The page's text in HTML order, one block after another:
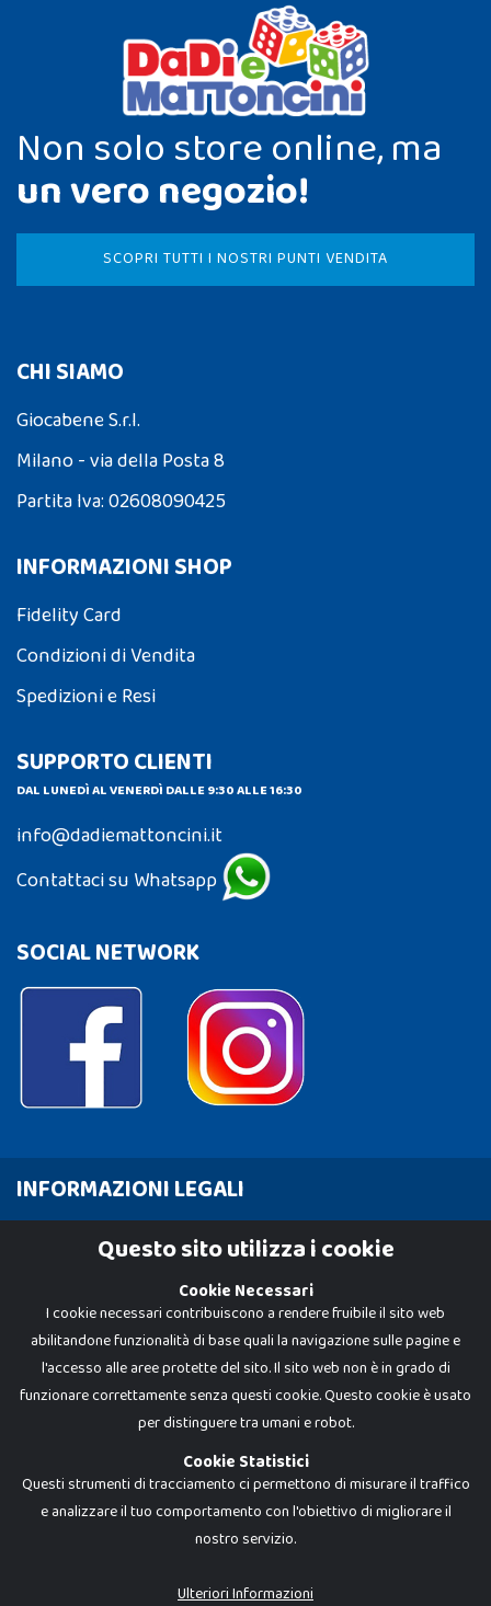
Non solo store online, ma
un vero negozio!
SCOPRI TUTTI I NOSTRI PUNTI VENDITA
CHI SIAMO
Giocabene S.r.l.
Milano - via della Posta 8
Partita Iva: 02608090425
INFORMAZIONI SHOP
Fidelity Card
Condizioni di Vendita
Spedizioni e Resi
SUPPORTO CLIENTI
DAL LUNEDÌ AL VENERDÌ DALLE 9:30 ALLE 16:30
info@dadiemattoncini.it
Contattaci su Whatsapp
SOCIAL NETWORK
INFORMAZIONI LEGALI
Cookie Policy
Dadi e Mattoncini è un brand di Giocabene Srl. Ogni riproduzione o utilizzo non
I prezzi e le promozioni pubblicate potrebbero differire da quanto esposto in
Questo sito utilizza i cookie
Cookie Necessari
I cookie necessari contribuiscono a rendere fruibile il sito web
abilitandone funzionalità di base quali la navigazione sulle pagine e
l'accesso alle aree protette del sito. Il sito web non è in grado di
funzionare correttamente senza questi cookie. Questo cookie è usato
per distinguere tra umani e robot.
Cookie Statistici
Questi strumenti di tracciamento ci permettono di misurare il traffico
e analizzare il tuo comportamento con l'obiettivo di migliorare il
nostro servizio.
Ulteriori Informazioni